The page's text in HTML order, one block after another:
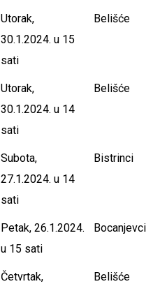
Utorak,
30.1.2024. u 15
sati
Belišće
Utorak,
30.1.2024. u 14
sati
Belišće
Subota,
27.1.2024. u 14
sati
Bistrinci
Petak, 26.1.2024.
u 15 sati
Bocanjevci
Četvrtak,
Belišće